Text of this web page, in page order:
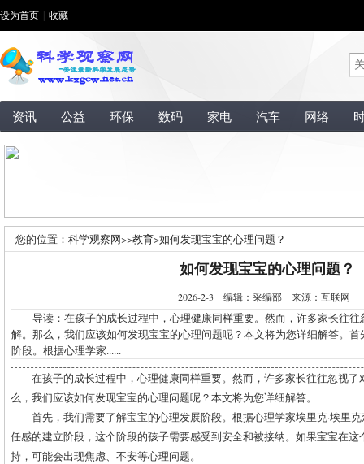
设为首页 收藏
资讯 公益 环保 数码 家电 汽车 网络
您的位置： 科学观察网>>教育>如何发现宝宝的心理问题？
如何发现宝宝的心理问题？
2026-2-3 编辑：采编部 来源：互联网
导读：在孩子的成长过程中，心理健康同样重要。然而，许多家长往往
解。那么，我们应该如何发现宝宝的心理问题呢？本文将为您详细解答。
阶段。根据心理学家......
在孩子的成长过程中，心理健康同样重要。然而，许多家长往往忽视
么，我们应该如何发现宝宝的心理问题呢？本文将为您详细解答。
首先，我们需要了解宝宝的心理发展阶段。根据心理学家埃里克·埃里
任感的建立阶段，这个阶段的孩子需要感受到安全和被接纳。如果宝宝在
持，可能会出现焦虑、不安等心理问题。